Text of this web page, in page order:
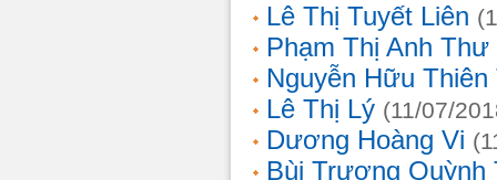
Lê Thị Tuyết Liên
Phạm Thị Anh Thư
Nguyễn Hữu Thiên
Lê Thị Lý (11/07/
Dương Hoàng Vi
Bùi Trương Quỳnh